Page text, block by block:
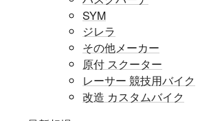
SYM
ジレラ
その他メーカー
原付 スクーター
レーサー 競技用バイク
改造 カスタムバイク